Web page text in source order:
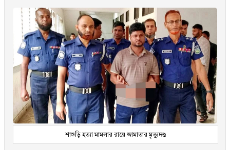
শাশুড়ি হত্যা মামলার রায়ে জামাতার মৃত্যুদণ্ড